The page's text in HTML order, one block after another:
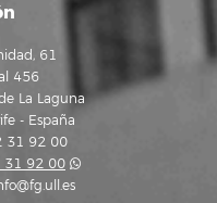
61
456
La Laguna
- España
31 92 00
31 92 00